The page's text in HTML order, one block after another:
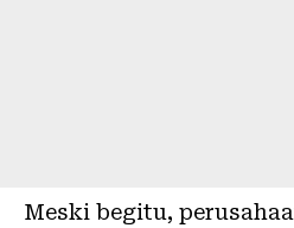
Meski begitu,